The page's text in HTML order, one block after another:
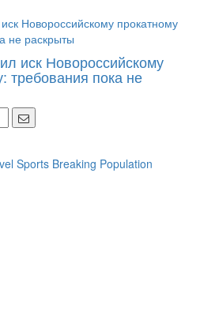
иск Новороссийскому
требования пока не